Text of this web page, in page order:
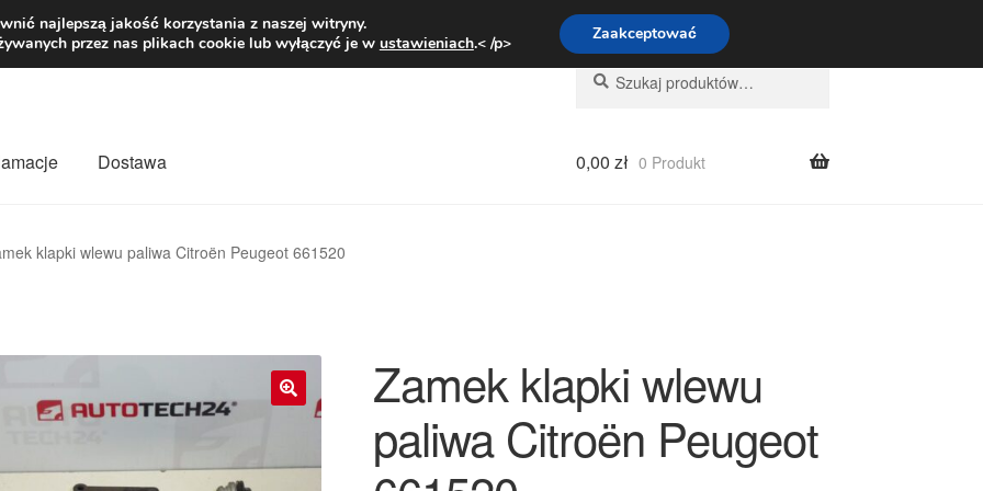
zł Pn.-pt. 9:00-16:00800 003 167
Szukaj:
Szukaj
Dostawa 0,00 zł 0 Produkt
klapki wlewu paliwa Citroën Peugeot 661520
Zamek klapki wlewu
paliwa Citroën Peugeot
najlepszą jakość korzystania z naszej witryny.
przez nas plikach cookie lub wyłączyć je w ustawieniach.< /p> Zaakceptować